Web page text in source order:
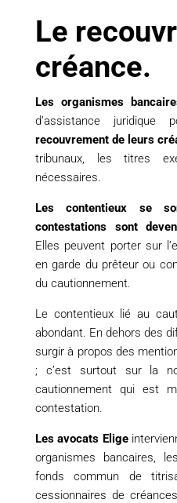
Le
créance.
Les organismes
d’assistance
recouvrement de leurs
tribunaux, les titres
nécessaires.
Les contentieux se
contestations sont
Elles peuvent porter sur
en garde du prêteur ou
du cautionnement.
Le contentieux lié au
abondant. En dehors des
surgir à propos des
; c’est surtout sur la
cautionnement qui est
contestation.
Les avocats Elige
organismes bancaires,
fonds commun de
cessionnaires de